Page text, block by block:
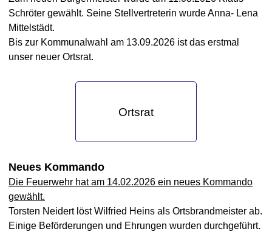
Schröter gewählt. Seine Stellvertreterin wurde Anna- Lena
Mittelstädt.
Bis zur Kommunalwahl am 13.09.2026 ist das erstmal
unser neuer Ortsrat.
Ortsrat
Neues Kommando
Die Feuerwehr hat am 14.02.2026 ein neues Kommando
gewählt.
Torsten Neidert löst Wilfried Heins als Ortsbrandmeister ab.
Einige Beförderungen und Ehrungen wurden durchgeführt.